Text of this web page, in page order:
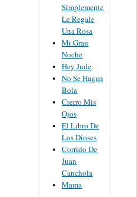
Simplemente
Le Regale
Una Rosa
Mi Gran
Noche
Hey Jude
No Se Hagan
Bola
Cierro Mis
Ojos
El Libro De
Los Dioses
Corrido De
Juan
Canchola
Mama